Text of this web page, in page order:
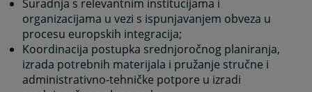
Suradnja s relevantnim institucijama i
organizacijama u vezi s ispunjavanjem obveza u
procesu europskih integracija;
Koordinacija postupka srednjoročnog planiranja,
izrada potrebnih materijala i pružanje stručne i
administrativno-tehničke potpore u izradi